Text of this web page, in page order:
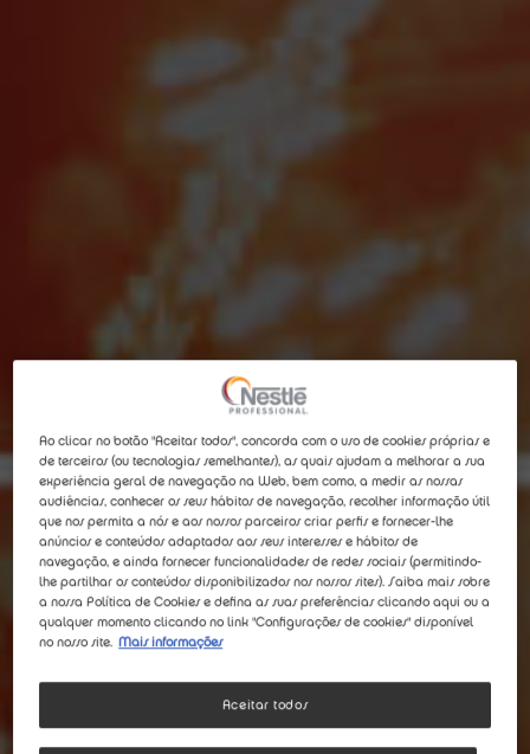
Ao clicar no botão "Aceitar todos", concorda com o uso de cookies próprias e
de terceiros (ou tecnologias semelhantes), as quais ajudam a melhorar a sua
experiência geral de navegação na Web, bem como, a medir as nossas
audiências, conhecer os seus hábitos de navegação, recolher informação útil
que nos permita a nós e aos nossos parceiros criar perfis e fornecer-lhe
anúncios e conteúdos adaptados aos seus interesses e hábitos de
navegação, e ainda fornecer funcionalidades de redes sociais (permitindo-
lhe partilhar os conteúdos disponibilizados nos nossos sites). Saiba mais sobre
a nossa Política de Cookies e defina as suas preferências clicando aqui ou a
qualquer momento clicando no link "Configurações de cookies" disponível
no nosso site. Mais informações
Aceitar todos